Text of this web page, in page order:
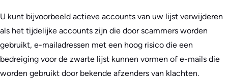
U kunt bijvoorbeeld actieve accounts van uw lijst verwijderen
als het tijdelijke accounts zijn die door scammers worden
gebruikt, e-mailadressen met een hoog risico die een
bedreiging voor de zwarte lijst kunnen vormen of e-mails die
worden gebruikt door bekende afzenders van klachten.